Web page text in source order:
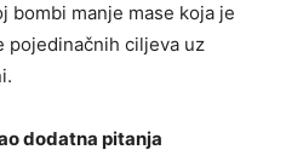
bombi manje mase koja je
pojedinačnih ciljeva uz
dodatna pitanja